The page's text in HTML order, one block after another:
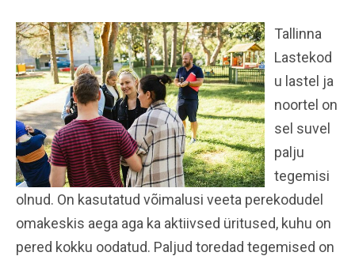
Tallinna
Lastekod
u lastel ja
noortel on
sel suvel
palju
tegemisi
olnud. On kasutatud võimalusi veeta perekodudel
omakeskis aega aga ka aktiivsed üritused, kuhu on
pered kokku oodatud. Paljud toredad tegemised on